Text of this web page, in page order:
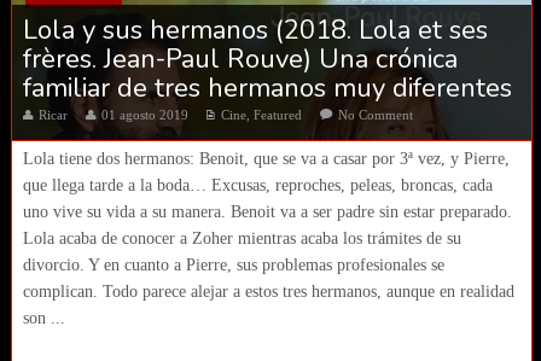
Lola y sus hermanos (2018. Lola et ses
frères. Jean-Paul Rouve) Una crónica
familiar de tres hermanos muy diferentes
Ricar 01 agosto 2019 Cine, Featured No Comment
Lola tiene dos hermanos: Benoit, que se va a casar por 3ª vez, y Pierre,
que llega tarde a la boda… Excusas, reproches, peleas, broncas, cada
uno vive su vida a su manera. Benoit va a ser padre sin estar preparado.
Lola acaba de conocer a Zoher mientras acaba los trámites de su
divorcio. Y en cuanto a Pierre, sus problemas profesionales se
complican. Todo parece alejar a estos tres hermanos, aunque en realidad
son ...